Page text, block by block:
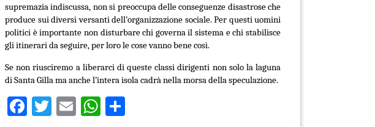
supremazia indiscussa, non si preoccupa delle conseguenze disastrose che
produce sui diversi versanti dell’organizzazione sociale. Per questi uomini
politici è importante non disturbare chi governa il sistema e chi stabilisce
gli itinerari da seguire, per loro le cose vanno bene così.
Se non riusciremo a liberarci di queste classi dirigenti non solo la laguna
di Santa Gilla ma anche l’intera isola cadrà nella morsa della speculazione.
Facebook
TwitterEmailWhatsApp